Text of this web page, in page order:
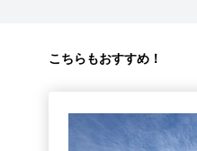
こちらもおすすめ！